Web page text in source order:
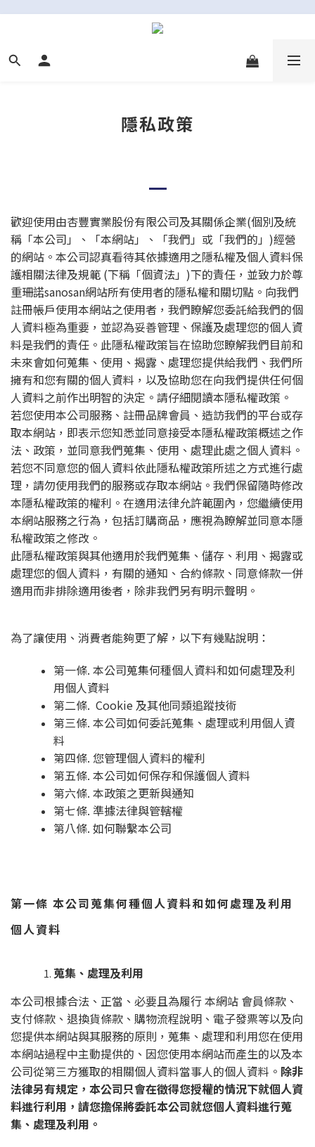
隱私政策
歡迎使用由杏豐實業股份有限公司及其關係企業(個別及統
稱「本公司」、「本網站」、「我們」或「我們的」)經營
的網站。本公司認真看待其依據適用之隱私權及個人資料保
護相關法律及規範 (下稱「個資法」)下的責任，並致力於尊
重珊諾sanosan網站所有使用者的隱私權和關切點。向我們
註冊帳戶使用本網站之使用者，我們瞭解您委託給我們的個
人資料極為重要，並認為妥善管理、保護及處理您的個人資
料是我們的責任。此隱私權政策旨在協助您瞭解我們目前和
未來會如何蒐集、使用、揭露、處理您提供給我們、我們所
擁有和您有關的個人資料，以及協助您在向我們提供任何個
人資料之前作出明智的決定。請仔細閱讀本隱私權政策。
若您使用本公司服務、註冊品牌會員、造訪我們的平台或存
取本網站，即表示您知悉並同意接受本隱私權政策概述之作
法、政策，並同意我們蒐集、使用、處理此處之個人資料。
若您不同意您的個人資料依此隱私權政策所述之方式進行處
理，請勿使用我們的服務或存取本網站。我們保留隨時修改
本隱私權政策的權利。在適用法律允許範圍內，您繼續使用
本網站服務之行為，包括訂購商品，應視為瞭解並同意本隱
私權政策之修改。
此隱私權政策與其他適用於我們蒐集、儲存、利用、揭露或
處理您的個人資料，有關的通知、合約條款、同意條款一併
適用而非排除適用後者，除非我們另有明示聲明。
為了讓使用、消費者能夠更了解，以下有幾點說明：
第一條. 本公司蒐集何種個人資料和如何處理及利
用個人資料
第二條. Cookie 及其他同類追蹤技術
第三條. 本公司如何委託蒐集、處理或利用個人資
料
第四條. 您管理個人資料的權利
第五條. 本公司如何保存和保護個人資料
第六條. 本政策之更新與通知
第七條. 準據法律與管轄權
第八條. 如何聯繫本公司
第一條 本公司蒐集何種個人資料和如何處理及利用
個人資料
蒐集、處理及利用
本公司根據合法、正當、必要且為履行 本網站 會員條款、
支付條款、退換貨條款、購物流程說明、電子發票等以及向
您提供本網站與其服務的原則，蒐集、處理和利用您在使用
本網站過程中主動提供的、因您使用本網站而產生的以及本
公司從第三方獲取的相關個人資料當事人的個人資料。 除非
法律另有規定，本公司只會在徵得您授權的情況下就個人資
料進行利用，請您擔保將委託本公司就您個人資料進行蒐
集、處理及利用。